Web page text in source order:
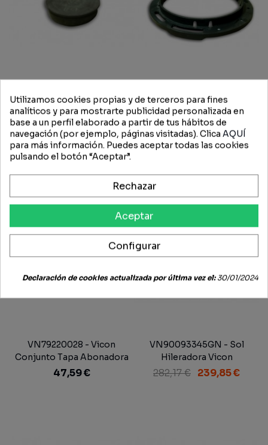
VN38233041 - Vicon Tapón
PS Abonadora
17,55 €
VNB1617078 - Vicon
Soporte Plato RSM
Segadora
33,17 €
VN79220028 - Vicon
Conjunto Tapa Abonadora
47,59 €
VN90093345GN - Sol
Hileradora Vicon
282,17 € 239,85 €
Utilizamos cookies propias y de terceros para fines
analíticos y para mostrarte publicidad personalizada en
base a un perfil elaborado a partir de tus hábitos de
navegación (por ejemplo, páginas visitadas). Clica AQUÍ
para más información. Puedes aceptar todas las cookies
pulsando el botón “Aceptar”.
Rechazar
Aceptar
Configurar
Declaración de cookies actualizada por última vez el:30/01/2024